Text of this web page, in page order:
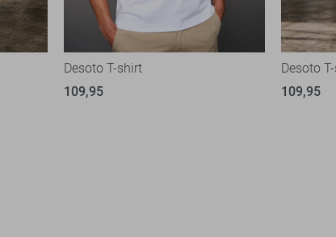
Desoto T-shirt
109,95
Desoto
109,95